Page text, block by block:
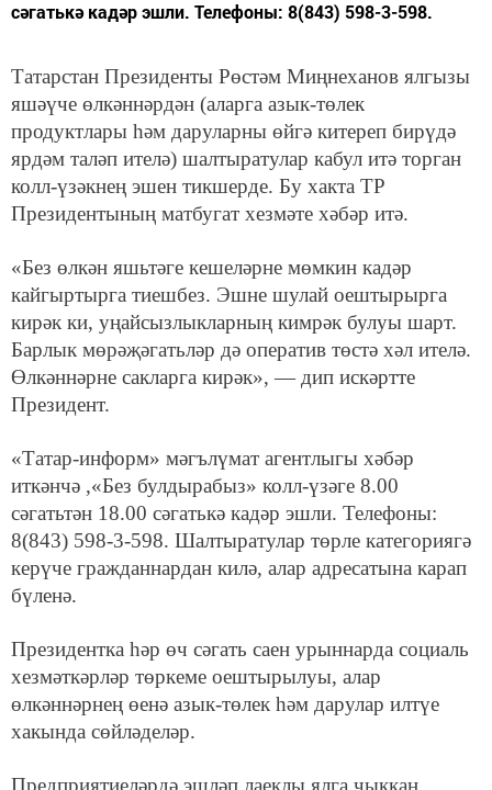
сәгатькә кадәр эшли. Телефоны: 8(843) 598-3-598.
Татарстан Президенты Рөстәм Миңнеханов ялгызы
яшәүче өлкәннәрдән (аларга азык-төлек
продуктлары һәм даруларны өйгә китереп бирүдә
ярдәм таләп ителә) шалтыратулар кабул итә торган
колл-үзәкнең эшен тикшерде. Бу хакта ТР
Президентының матбугат хезмәте хәбәр итә.
«Без өлкән яшьтәге кешеләрне мөмкин кадәр
кайгыртырга тиешбез. Эшне шулай оештырырга
кирәк ки, уңайсызлыкларның кимрәк булуы шарт.
Барлык мөрәҗәгатьләр дә оператив төстә хәл ителә.
Өлкәннәрне сакларга кирәк», — дип искәртте
Президент.
«Татар-информ» мәгълүмат агентлыгы хәбәр
иткәнчә ,«Без булдырабыз» колл-үзәге 8.00
сәгатьтән 18.00 сәгатькә кадәр эшли. Телефоны:
8(843) 598-3-598. Шалтыратулар төрле категориягә
керүче гражданнардан килә, алар адресатына карап
бүленә.
Президентка һәр өч сәгать саен урыннарда социаль
хезмәткәрләр төркеме оештырылуы, алар
өлкәннәрнең өенә азык-төлек һәм дарулар илтүе
хакында сөйләделәр.
Предприятиеләрдә эшләп лаеклы ялга чыккан